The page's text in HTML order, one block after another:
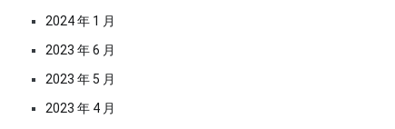
2024 年 1 月
2023 年 6 月
2023 年 5 月
2023 年 4 月